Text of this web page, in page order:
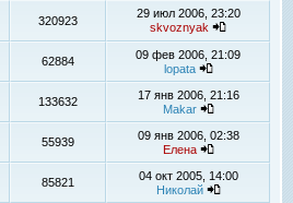
320923
29 июл 2006, 23:20
skvoznyak
62884
09 фев 2006, 21:09
lopata
133632
17 янв 2006, 21:16
Makar
55939
09 янв 2006, 02:38
Елена
85821
04 окт 2005, 14:00
Николай